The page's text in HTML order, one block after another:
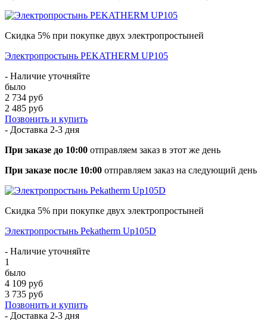
Скидка 5% при покупке двух электропростыней
Электропростынь PEKATHERM UP105
- Наличие уточняйте
было
2 734 руб
2 485 руб
Позвонить и купить
- Доставка 2-3 дня
При заказе до 10:00 отправляем заказ в этот же день
При заказе после 10:00 отправляем заказ на следующий день
Скидка 5% при покупке двух электропростыней
Электропростынь Pekatherm Up105D
- Наличие уточняйте
1
было
4 109 руб
3 735 руб
Позвонить и купить
- Доставка 2-3 дня